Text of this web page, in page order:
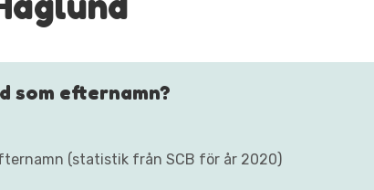
som efternamn?
(statistik från SCB för år 2020)